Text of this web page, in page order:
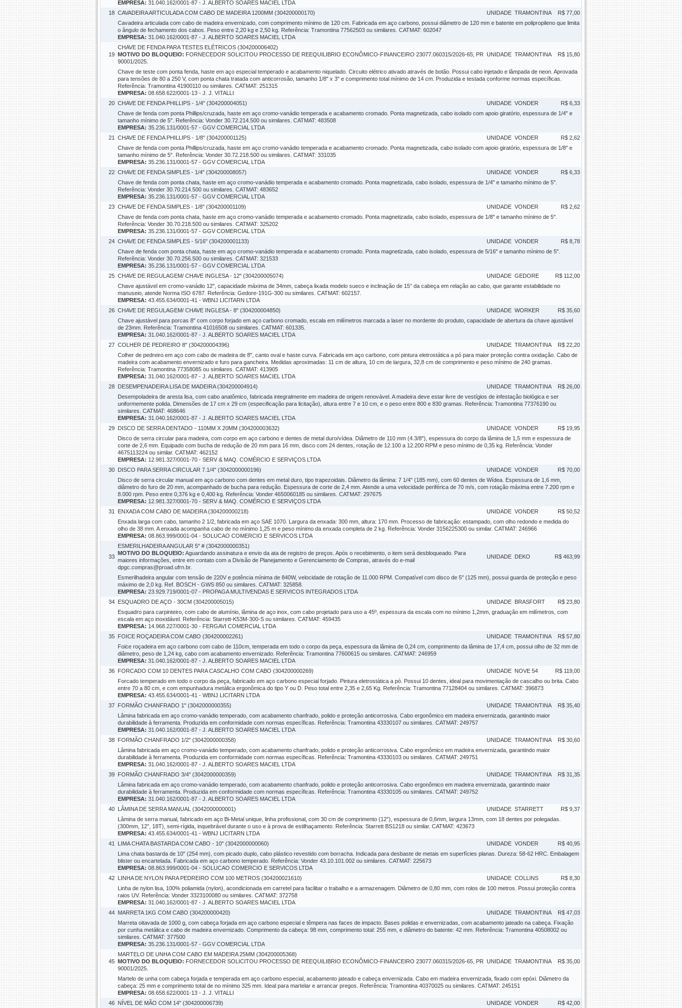
EMPRESA: 31.040.162/0001-87 - J. ALBERTO SOARES MACIEL LTDA
18 CAVADEIRA ARTICULADA COM CABO DE MADEIRA 1200MM (304200000170) UNIDADE TRAMONTINA
R$ 77,00
Cavadeira articulada com cabo de madeira envernizado, com comprimento mínimo de 120 cm. Fabricada em aço carbono, possui diâmetro de 120 mm e batente em polipropileno que limita
o ângulo de fechamento dos cabos. Peso entre 2,20 kg e 2,50 kg. Referência: Tramontina 77562503 ou similares. CATMAT: 602047
EMPRESA: 31.040.162/0001-87 - J. ALBERTO SOARES MACIEL LTDA
19
CHAVE DE FENDA PARA TESTES ELÉTRICOS (304200006402)
MOTIVO DO BLOQUEIO: FORNECEDOR SOLICITOU PROCESSO DE REEQUILIBRIO ECONÔMICO-FINANCEIRO 23077.060315/2026-65, PR
90001/2025.
UNIDADE TRAMONTINA R$ 15,80
Chave de teste com ponta fenda, haste em aço especial temperado e acabamento niquelado. Circuito elétrico ativado através de botão. Possui cabo injetado e lâmpada de neon. Aprovada
para tensões de 80 a 250 V, com ponta chata tratada com anticorrosão, tamanho 1/8" x 3" e comprimento total mínimo de 14 cm. Produzida e testada conforme normas específicas.
Referência: Tramontina 41900110 ou similares. CATMAT: 251315
EMPRESA: 08.658.622/0001-13 - J. J. VITALLI
20 CHAVE DE FENDA PHILLIPS - 1/4" (304200004051) UNIDADE VONDER
R$ 6,33
Chave de fenda com ponta Phillips/cruzada, haste em aço cromo-vanádio temperada e acabamento cromado. Ponta magnetizada, cabo isolado com apoio giratório, espessura de 1/4" e
tamanho mínimo de 5". Referência: Vonder 30.72.214.500 ou similares. CATMAT: 483508
EMPRESA: 35.236.131/0001-57 - GGV COMERCIAL LTDA
21
CHAVE DE FENDA PHILLIPS - 1/8" (304200001125) UNIDADE VONDER
R$ 2,62
Chave de fenda com ponta Phillips/cruzada, haste em aço cromo-vanádio temperada e acabamento cromado. Ponta magnetizada, cabo isolado com apoio giratório, espessura de 1/8" e
tamanho mínimo de 5". Referência: Vonder 30.72.218.500 ou similares. CATMAT: 331035
EMPRESA: 35.236.131/0001-57 - GGV COMERCIAL LTDA
22 CHAVE DE FENDA SIMPLES - 1/4" (304200008057) UNIDADE VONDER
R$ 6,33
Chave de fenda com ponta chata, haste em aço cromo-vanádio temperada e acabamento cromado. Ponta magnetizada, cabo isolado, espessura de 1/4" e tamanho mínimo de 5".
Referência: Vonder 30.70.214.500 ou similares. CATMAT: 483652
EMPRESA: 35.236.131/0001-57 - GGV COMERCIAL LTDA
23 CHAVE DE FENDA SIMPLES - 1/8" (304200001109) UNIDADE VONDER
R$ 2,62
Chave de fenda com ponta chata, haste em aço cromo-vanádio temperada e acabamento cromado. Ponta magnetizada, cabo isolado, espessura de 1/8" e tamanho mínimo de 5".
Referência: Vonder 30.70.218.500 ou similares. CATMAT: 325202
EMPRESA: 35.236.131/0001-57 - GGV COMERCIAL LTDA
24 CHAVE DE FENDA SIMPLES - 5/16" (304200001133) UNIDADE VONDER
R$ 8,78
Chave de fenda com ponta chata, haste em aço cromo-vanádio temperada e acabamento cromado. Ponta magnetizada, cabo isolado, espessura de 5/16" e tamanho mínimo de 5".
Referência: Vonder 30.70.256.500 ou similares. CATMAT: 321533
EMPRESA: 35.236.131/0001-57 - GGV COMERCIAL LTDA
25 CHAVE DE REGULAGEM/ CHAVE INGLESA - 12" (304200005074) UNIDADE GEDORE
R$ 112,00
Chave ajustável em cromo-vanádio 12", capacidade máxima de 34mm, cabeça lixada modelo sueco e inclinação de 15° da cabeça em relação ao cabo, que garante estabilidade no
manuseio, atende Norma ISO 6787. Referência: Gedore-191G-300 ou similares. CATMAT: 602157.
EMPRESA: 43.455.634/0001-41 - WBNJ LICITARN LTDA
26 CHAVE DE REGULAGEM/ CHAVE INGLESA - 8" (304200004850) UNIDADE WORKER
R$ 35,60
Chave ajustável para porcas 8" com corpo forjado em aço carbono cromado, escala em milímetros marcada a laser no mordente do produto, capacidade de abertura da chave ajustável
de 23mm. Referência: Tramontina 41016508 ou similares. CATMAT: 601335.
EMPRESA: 31.040.162/0001-87 - J. ALBERTO SOARES MACIEL LTDA
27 COLHER DE PEDREIRO 8" (304200004396) UNIDADE TRAMONTINA
R$ 22,20
Colher de pedreiro em aço com cabo de madeira de 8", canto oval e haste curva. Fabricada em aço carbono, com pintura eletrostática a pó para maior proteção contra oxidação. Cabo de
madeira com acabamento envernizado e furo para gancheira. Medidas aproximadas: 11 cm de altura, 10 cm de largura, 32,8 cm de comprimento e peso mínimo de 240 gramas.
Referência: Tramontina 77358085 ou similares. CATMAT: 413905
EMPRESA: 31.040.162/0001-87 - J. ALBERTO SOARES MACIEL LTDA
28 DESEMPENADEIRA LISA DE MADEIRA (304200004914) UNIDADE TRAMONTINA
R$ 26,00
Desempoladeira de aresta lisa, com cabo anatômico, fabricada integralmente em madeira de origem renovável. A madeira deve estar livre de vestígios de infestação biológica e ser
uniformemente polida. Dimensões de 17 cm x 29 cm (especificação para licitação), altura entre 7 e 10 cm, e o peso entre 800 e 830 gramas. Referência: Tramontina 77376190 ou
similares. CATMAT: 468646
EMPRESA: 31.040.162/0001-87 - J. ALBERTO SOARES MACIEL LTDA
29 DISCO DE SERRA DENTADO - 110MM X 20MM (304200003632) UNIDADE VONDER
R$ 19,95
Disco de serra circular para madeira, com corpo em aço carbono e dentes de metal duro/vídea. Diâmetro de 110 mm (4.3/8"), espessura do corpo da lâmina de 1,5 mm e espessura de
corte de 2,6 mm. Equipado com bucha de redução de 20 mm para 16 mm, disco com 24 dentes, rotação de 12.100 a 12.200 RPM e peso mínimo de 0,35 kg. Referência: Vonder
4675113224 ou similar. CATMAT: 462152
EMPRESA: 12.981.327/0001-70 - SERV & MAQ. COMÉRCIO E SERVIÇOS LTDA
30 DISCO PARA SERRA CIRCULAR 7.1/4" (3042000000196) UNIDADE VONDER
R$ 70,00
Disco de serra circular manual em aço carbono com dentes em metal duro, tipo trapezoidais. Diâmetro da lâmina: 7 1/4" (185 mm), com 60 dentes de Wídea. Espessura de 1,6 mm,
diâmetro do furo de 20 mm, acompanhado de bucha para redução. Espessura de corte de 2,4 mm. Atende a uma velocidade periférica de 70 m/s, com rotação máxima entre 7.200 rpm e
8.000 rpm. Peso entre 0,376 kg e 0,400 kg. Referência: Vonder 4650060185 ou similares. CATMAT: 297675
EMPRESA: 12.981.327/0001-70 - SERV & MAQ. COMÉRCIO E SERVIÇOS LTDA
31
ENXADA COM CABO DE MADEIRA (304200000218) UNIDADE VONDER
R$ 50,52
Enxada larga com cabo, tamanho 2 1/2, fabricada em aço SAE 1070. Largura da enxada: 300 mm, altura: 170 mm. Processo de fabricação: estampado, com olho redondo e medida do
olho de 38 mm. A enxada acompanha cabo de no mínimo 1,25 m e peso mínimo da enxada completa de 2 kg. Referência: Vonder 3156225300 ou similar. CATMAT: 246966
EMPRESA: 08.863.999/0001-04 - SOLUCAO COMERCIO E SERVICOS LTDA
33
ESMERILHADEIRA ANGULAR 5" # (3042000000351)
MOTIVO DO BLOQUEIO: Aguardando assinatura e envio da ata de registro de preços. Após o recebimento, o item será desbloqueado. Para
maiores informações, entre em contato com a Divisão de Planejamento e Gerenciamento de Compras, através do e-mail
dpgc.compras@proad.ufrn.br.
UNIDADE DEKO R$ 463,99
Esmerilhadeira angular com tensão de 220V e potência mínima de 840W, velocidade de rotação de 11.000 RPM. Compatível com disco de 5'' (125 mm), possui guarda de proteção e peso
máximo de 2,0 kg. Ref. BOSCH - GWS 850 ou similares. CATMAT: 325858.
EMPRESA: 23.929.719/0001-07 - PROPAGA MULTIVENDAS E SERVICOS INTEGRADOS LTDA
34 ESQUADRO DE AÇO - 30CM (304200005015) UNIDADE BRASFORT
R$ 23,80
Esquadro para carpinteiro, com cabo de alumínio, lâmina de aço inox, com cabo projetado para uso a 45º, espessura da escala com no mínimo 1,2mm, graduação em milímetros, com
escala em aço inoxidável. Referência: Starrett-K53M-300-S ou similares. CATMAT: 459435
EMPRESA: 14.968.227/0001-30 - FERGAVI COMERCIAL LTDA
35 FOICE ROÇADEIRA COM CABO (304200002261) UNIDADE TRAMONTINA
R$ 57,80
Foice roçadeira em aço carbono com cabo de 110cm, temperada em todo o corpo da peça, espessura da lâmina de 0,24 cm, comprimento da lâmina de 17,4 cm, possui olho de 32 mm de
diâmetro, peso de 1,24 kg, cabo com acabamento envernizado. Referência: Tramontina 77600615 ou similares. CATMAT: 246959
EMPRESA: 31.040.162/0001-87 - J. ALBERTO SOARES MACIEL LTDA
36 FORCADO COM 10 DENTES PARA CASCALHO COM CABO (304200000269) UNIDADE NOVE 54
R$ 119,00
Forcado temperado em todo o corpo da peça, fabricado em aço carbono especial forjado. Pintura eletrostática a pó. Possui 10 dentes, ideal para movimentação de cascalho ou brita. Cabo
entre 70 a 80 cm, e com empunhadura metálica ergonômica do tipo Y ou D. Peso total entre 2,35 e 2,65 Kg. Referência: Tramontina 77128404 ou similares. CATMAT: 396873
EMPRESA: 43.455.634/0001-41 - WBNJ LICITARN LTDA
37 FORMÃO CHANFRADO 1" (3042000000355) UNIDADE TRAMONTINA
R$ 35,40
Lâmina fabricada em aço cromo-vanádio temperado, com acabamento chanfrado, polido e proteção anticorrosiva. Cabo ergonômico em madeira envernizada, garantindo maior
durabilidade à ferramenta. Produzida em conformidade com normas específicas. Referência: Tramontina 43330107 ou similares. CATMAT: 249757
EMPRESA: 31.040.162/0001-87 - J. ALBERTO SOARES MACIEL LTDA
38 FORMÃO CHANFRADO 1/2" (3042000000358) UNIDADE TRAMONTINA
R$ 30,60
Lâmina fabricada em aço cromo-vanádio temperado, com acabamento chanfrado, polido e proteção anticorrosiva. Cabo ergonômico em madeira envernizada, garantindo maior
durabilidade à ferramenta. Produzida em conformidade com normas específicas. Referência: Tramontina 43330103 ou similares. CATMAT: 249751
EMPRESA: 31.040.162/0001-87 - J. ALBERTO SOARES MACIEL LTDA
39 FORMÃO CHANFRADO 3/4" (3042000000359) UNIDADE TRAMONTINA
R$ 31,35
Lâmina fabricada em aço cromo-vanádio temperado, com acabamento chanfrado, polido e proteção anticorrosiva. Cabo ergonômico em madeira envernizada, garantindo maior
durabilidade à ferramenta. Produzida em conformidade com normas específicas. Referência: Tramontina 43330105 ou similares. CATMAT: 249752
EMPRESA: 31.040.162/0001-87 - J. ALBERTO SOARES MACIEL LTDA
40 LÂMINA DE SERRA MANUAL (3042000000001) UNIDADE STARRETT
R$ 9,37
Lâmina de serra manual, fabricado em aço Bi-Metal unique, linha profissional, com 30 cm de comprimento (12”), espessura de 0,6mm, largura 13mm, com 18 dentes por polegadas.
(300mm, 12”, 18T), semi-rígida, inquebrável durante o uso e à prova de estilhaçamento. Referência: Starrett BS1218 ou similar. CATMAT: 423673
EMPRESA: 43.455.634/0001-41 - WBNJ LICITARN LTDA
41
LIMA CHATA BASTARDA COM CABO - 10" (3042000000060) UNIDADE VONDER
R$ 40,95
Lima chata bastarda de 10" (254 mm), com picado duplo, cabo plástico revestido com borracha. Indicada para desbaste de metais em superfícies planas. Dureza: 58-62 HRC. Embalagem
blister ou encartelada. Fabricada em aço carbono temperado. Referência: Vonder 43.10.101.002 ou similares. CATMAT: 225673
EMPRESA: 08.863.999/0001-04 - SOLUCAO COMERCIO E SERVICOS LTDA
42 LINHA DE NYLON PARA PEDREIRO COM 100 METROS (304200021610) UNIDADE COLLINS
R$ 8,30
Linha de nylon lisa, 100% poliamida (nylon), acondicionada em carretel para facilitar o trabalho e a armazenagem. Diâmetro de 0,80 mm, com rolos de 100 metros. Possui proteção contra
raios UV. Referência: Vonder 3323100080 ou similares. CATMAT: 372758
EMPRESA: 31.040.162/0001-87 - J. ALBERTO SOARES MACIEL LTDA
44 MARRETA 1KG COM CABO (304200000420) UNIDADE TRAMONTINA
R$ 47,03
Marreta oitavada de 1000 g, com cabeça forjada em aço carbono especial e têmpera nas faces de impacto. Bases polidas e envernizadas, com acabamento jateado na cabeça. Fixação
por cunha metálica e cabo de madeira envernizado. Comprimento da cabeça: 98 mm, comprimento total: 255 mm, e diâmetro do batente: 42 mm. Referência: Tramontina 40508002 ou
similares. CATMAT: 377500
EMPRESA: 35.236.131/0001-57 - GGV COMERCIAL LTDA
45
MARTELO DE UNHA COM CABO EM MADEIRA 25MM (304200005368)
MOTIVO DO BLOQUEIO: FORNECEDOR SOLICITOU PROCESSO DE REEQUILIBRIO ECONÔMICO-FINANCEIRO 23077.060315/2026-65, PR
90001/2025.
UNIDADE TRAMONTINA R$ 35,00
Martelo de unha com cabeça forjada e temperada em aço carbono especial, acabamento jateado e cabeça envernizada. Cabo em madeira envernizada, fixado com epóxi. Diâmetro da
cabeça: 25 mm e comprimento total de no mínimo 325 mm. Ideal para martelar e arrancar pregos. Referência: Tramontina 40370025 ou similares. CATMAT: 245151
EMPRESA: 08.658.622/0001-13 - J. J. VITALLI
46 NÍVEL DE MÃO COM 14" (304200006739) UNIDADE VONDER R$ 42,00